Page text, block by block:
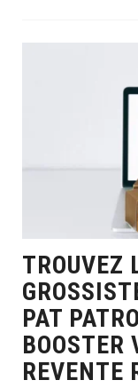
TROUVEZ
PAT
BOOSTER
REVENTE